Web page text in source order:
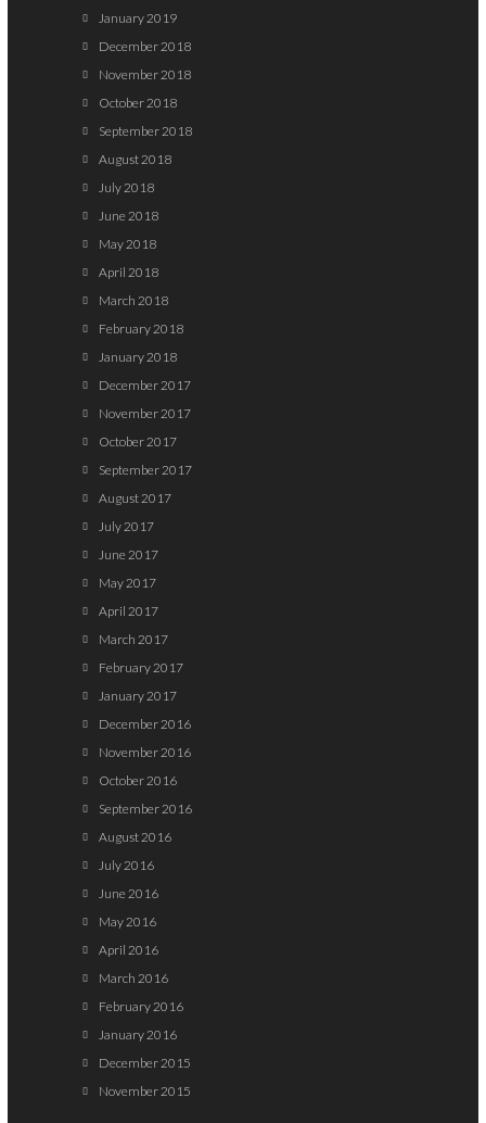
January 2019
December 2018
November 2018
October 2018
September 2018
August 2018
July 2018
June 2018
May 2018
April 2018
March 2018
February 2018
January 2018
December 2017
November 2017
October 2017
September 2017
August 2017
July 2017
June 2017
May 2017
April 2017
March 2017
February 2017
January 2017
December 2016
November 2016
October 2016
September 2016
August 2016
July 2016
June 2016
May 2016
April 2016
March 2016
February 2016
January 2016
December 2015
November 2015